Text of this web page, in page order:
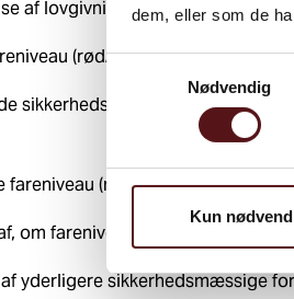
dem, eller som de
Samtykkevalg
Nødvendig
Kun
af lovgivning (ja / nej)
(rød/gul/grøn, hvis der
sikkerhedsmæssige
fareniveau (rød/gul/grøn)
om fareniveauet er acceptabelt
yderligere sikkerhedsmæssige